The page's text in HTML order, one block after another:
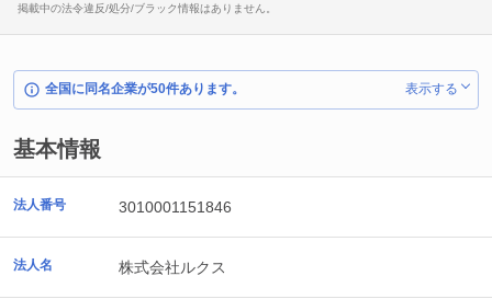
掲載中の法令違反/処分/ブラック情報はありません。
全国に同名企業が50件あります。 表示する
基本情報
法人番号 3010001151846
法人名 株式会社ルクス